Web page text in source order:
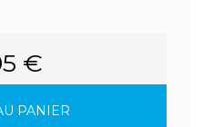
€
PANIER